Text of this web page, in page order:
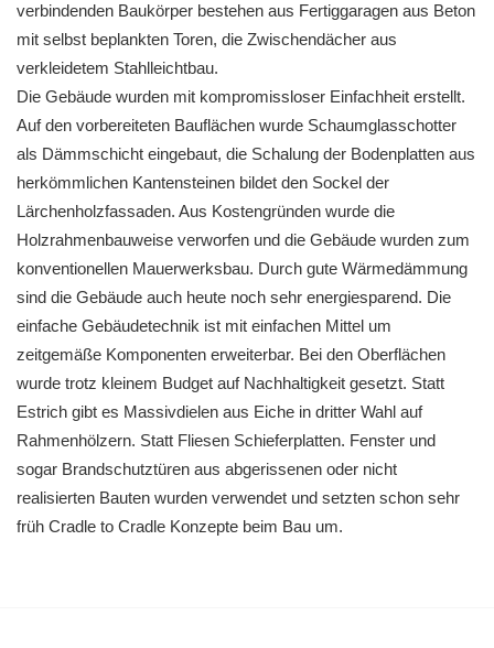
verbindenden Baukörper bestehen aus Fertiggaragen aus Beton
mit selbst beplankten Toren, die Zwischendächer aus
verkleidetem Stahlleichtbau.
Die Gebäude wurden mit kompromissloser Einfachheit erstellt.
Auf den vorbereiteten Bauflächen wurde Schaumglasschotter
als Dämmschicht eingebaut, die Schalung der Bodenplatten aus
herkömmlichen Kantensteinen bildet den Sockel der
Lärchenholzfassaden. Aus Kostengründen wurde die
Holzrahmenbauweise verworfen und die Gebäude wurden zum
konventionellen Mauerwerksbau. Durch gute Wärmedämmung
sind die Gebäude auch heute noch sehr energiesparend. Die
einfache Gebäudetechnik ist mit einfachen Mittel um
zeitgemäße Komponenten erweiterbar. Bei den Oberflächen
wurde trotz kleinem Budget auf Nachhaltigkeit gesetzt. Statt
Estrich gibt es Massivdielen aus Eiche in dritter Wahl auf
Rahmenhölzern. Statt Fliesen Schieferplatten. Fenster und
sogar Brandschutztüren aus abgerissenen oder nicht
realisierten Bauten wurden verwendet und setzten schon sehr
früh Cradle to Cradle Konzepte beim Bau um.